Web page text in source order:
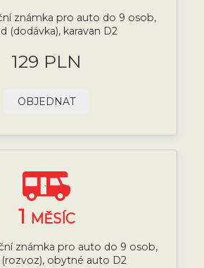
známka pro auto do 9 osob,
(dodávka), karavan D2
129 PLN
OBJEDNAT
1 MĚSÍC
známka pro auto do 9 osob,
(rozvoz), obytné auto D2